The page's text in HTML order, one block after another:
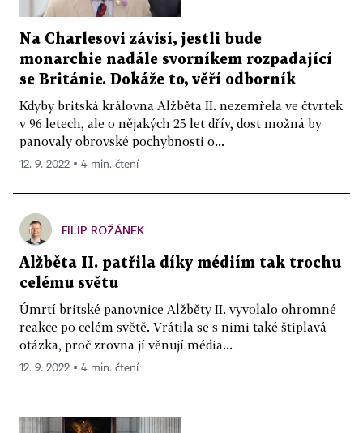
Na Charlesovi závisí, jestli bude
monarchie nadále svorníkem rozpadající
se Británie. Dokáže to, věří odborník
Kdyby britská královna Alžběta II. nezemřela ve čtvrtek
v 96 letech, ale o nějakých 25 let dřív, dost možná by
panovaly obrovské pochybnosti o...
12. 9. 2022 ▪ 4 min. čtení
FILIP ROŽÁNEK
Alžběta II. patřila díky médiím tak trochu
celému světu
Úmrtí britské panovnice Alžběty II. vyvolalo ohromné
reakce po celém světě. Vrátila se s nimi také štiplavá
otázka, proč zrovna jí věnují média...
12. 9. 2022 ▪ 4 min. čtení